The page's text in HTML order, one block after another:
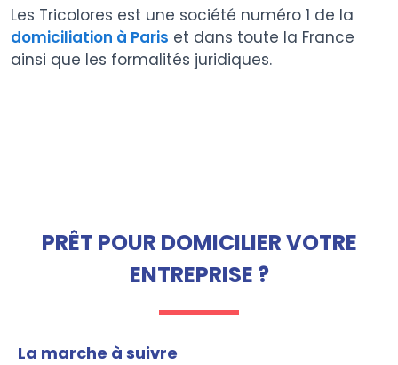
Les Tricolores est une société numéro 1 de la
domiciliation à Paris et dans toute la France
ainsi que les formalités juridiques.
PRÊT POUR DOMICILIER VOTRE
ENTREPRISE ?
La marche à suivre